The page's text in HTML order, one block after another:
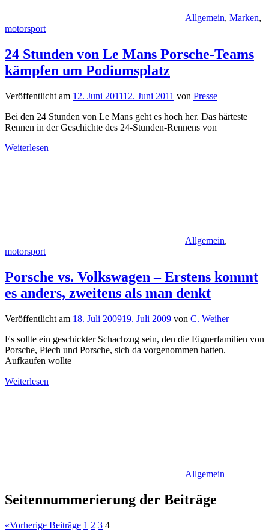
Allgemein, Marken,
motorsport
24 Stunden von Le Mans Porsche-Teams
kämpfen um Podiumsplatz
Veröffentlicht am 12. Juni 201112. Juni 2011 von Presse
Bei den 24 Stunden von Le Mans geht es hoch her. Das härteste
Rennen in der Geschichte des 24-Stunden-Rennens von
Weiterlesen
Allgemein,
motorsport
Porsche vs. Volkswagen – Erstens kommt
es anders, zweitens als man denkt
Veröffentlicht am 18. Juli 200919. Juli 2009 von C. Weiher
Es sollte ein geschickter Schachzug sein, den die Eignerfamilien von
Porsche, Piech und Porsche, sich da vorgenommen hatten.
Aufkaufen wollte
Weiterlesen
Allgemein
Seitennummerierung der Beiträge
«Vorherige Beiträge 1 2 3 4